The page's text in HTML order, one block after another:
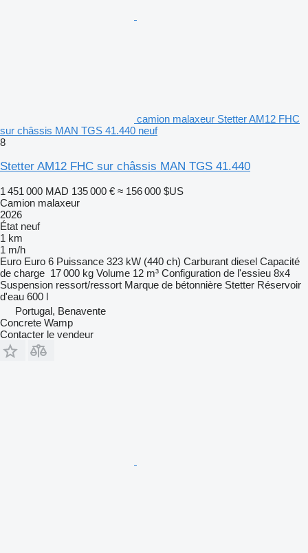
camion malaxeur Stetter AM12 FHC
sur châssis MAN TGS 41.440 neuf
8
Stetter AM12 FHC sur châssis MAN TGS 41.440
1 451 000 MAD 135 000 € ≈ 156 000 $US
Camion malaxeur
2026
État neuf
1 km
1 m/h
Euro Euro 6 Puissance 323 kW (440 ch) Carburant diesel Capacité
de charge 17 000 kg Volume 12 m³ Configuration de l'essieu 8x4
Suspension ressort/ressort Marque de bétonnière Stetter Réservoir
d'eau 600 l
Portugal, Benavente
Concrete Wamp
Contacter le vendeur